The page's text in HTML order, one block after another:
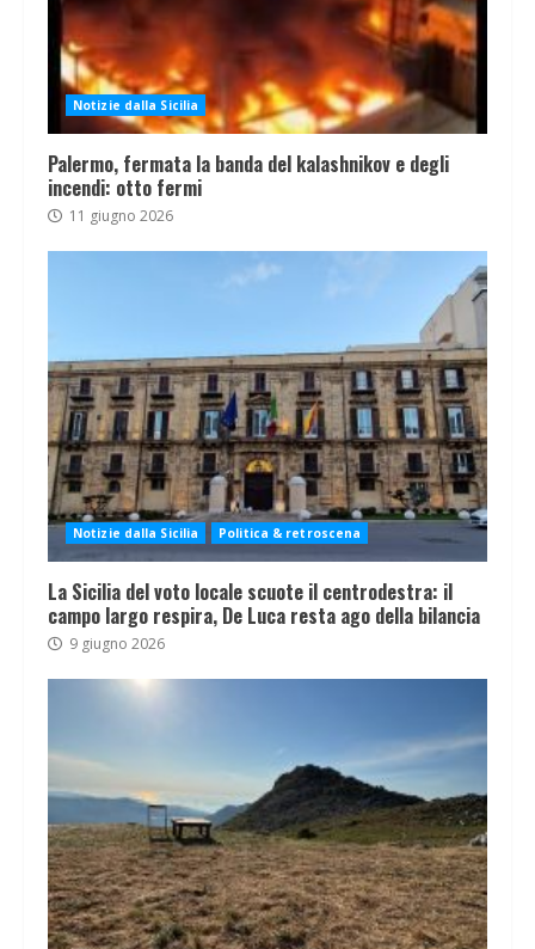
Notizie dalla Sicilia
Palermo, fermata la banda del kalashnikov e degli
incendi: otto fermi
11 giugno 2026
Notizie dalla Sicilia Politica & retroscena
La Sicilia del voto locale scuote il centrodestra: il
campo largo respira, De Luca resta ago della bilancia
9 giugno 2026